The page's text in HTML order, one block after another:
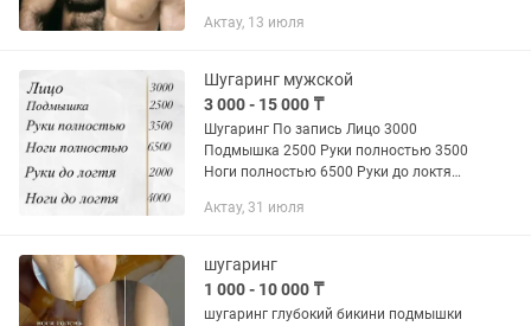
мастер с большим опытом работы.
ихние...
Актау, 13 июля
Шугаринг мужской
3 000 - 15 000 ₸
Шугаринг По запись Лицо 3000
Подмышка 2500 Руки полностью 3500
Ноги полностью 6500 Руки до локтя
полностью 4500 Спина полностью
Актау, 31 июля
шугаринг
1 000 - 10 000 ₸
шугаринг глубокий бикини подмышки